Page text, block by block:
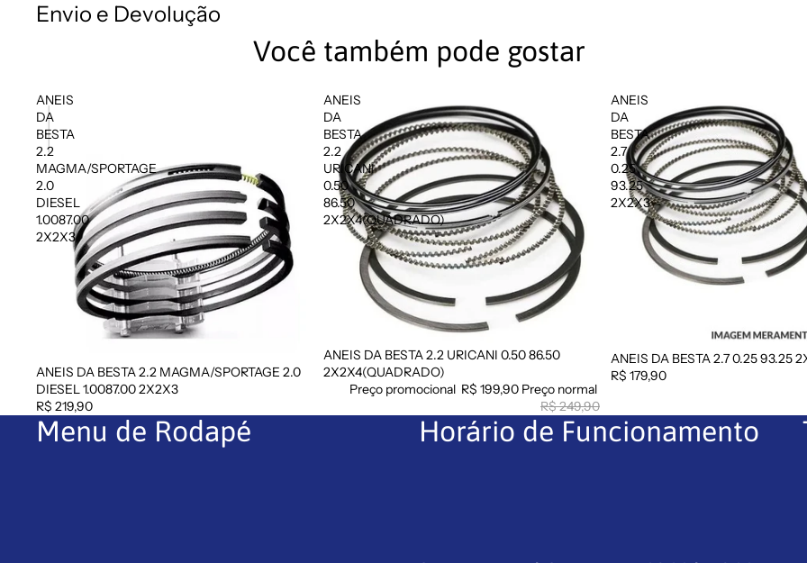
Envio e Devolução
Você também pode gostar
ANEIS
DA
BESTA
2.2
MAGMA/SPORTAGE
2.0
DIESEL
1.0087.00
2X2X3
ANEIS DA BESTA 2.2 MAGMA/SPORTAGE 2.0
DIESEL 1.0087.00 2X2X3
R$ 219,90
ANEIS
DA
BESTA
2.2
URICANI
0.50
86.50
2X2X4(QUADRADO)
Promoção
ANEIS DA BESTA 2.2 URICANI 0.50 86.50
2X2X4(QUADRADO)
Preço promocional R$ 199,90 Preço normal
R$ 249,90
ANEIS
DA
BESTA
2.7
0.25
93.25
2X2X3
ANEIS DA BESTA 2.7 0.25 93.25
R$ 179,90
Menu de Rodapé Horário de Funcionamento